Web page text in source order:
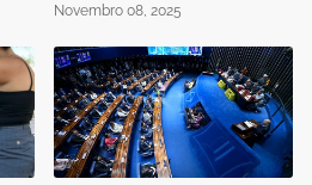
Novembro 08, 2025